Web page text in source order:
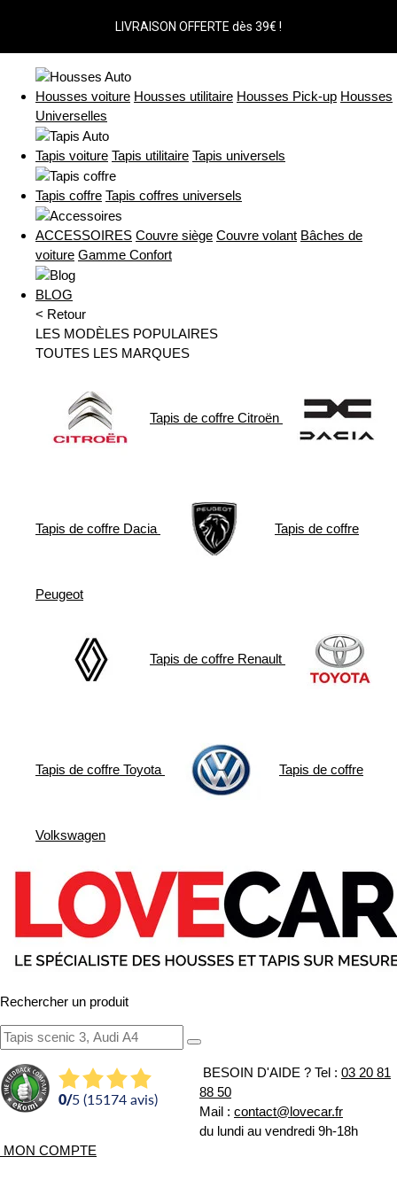
LIVRAISON OFFERTE dès 39€ !
Housses voiture Housses utilitaire Housses Pick-up Housses
Universelles
Tapis voiture Tapis utilitaire Tapis universels
Tapis coffre Tapis coffres universels
ACCESSOIRES Couvre siège Couvre volant Bâches de
voiture Gamme Confort
BLOG
< Retour
LES MODÈLES POPULAIRES
TOUTES LES MARQUES
Tapis de coffre Citroën
Tapis de coffre Dacia Tapis de coffre
Peugeot
Tapis de coffre Renault
Tapis de coffre Toyota Tapis de coffre
Volkswagen
Rechercher un produit
0/5 (15174 avis)
BESOIN D'AIDE ? Tel : 03 20 81
88 50
Mail : contact@lovecar.fr
du lundi au vendredi 9h-18h
MON COMPTE